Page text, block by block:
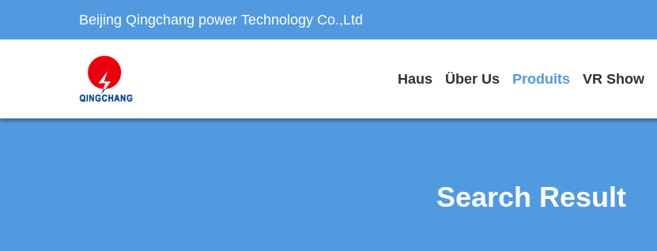
Beijing Qingchang power Technology Co.,Ltd
Haus Über Us Produits VR Show
Search Result